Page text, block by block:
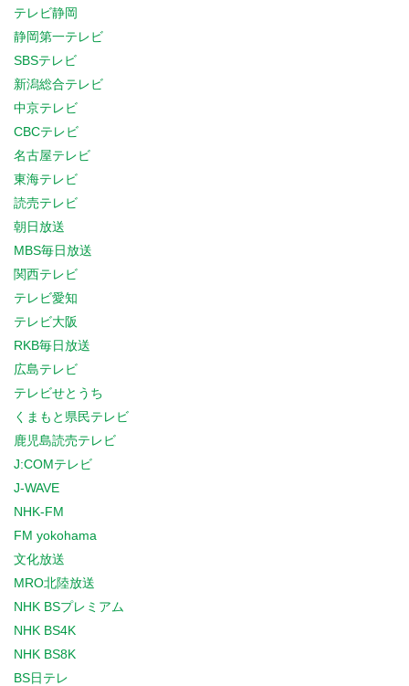
テレビ静岡
静岡第一テレビ
SBSテレビ
新潟総合テレビ
中京テレビ
CBCテレビ
名古屋テレビ
東海テレビ
読売テレビ
朝日放送
MBS毎日放送
関西テレビ
テレビ愛知
テレビ大阪
RKB毎日放送
広島テレビ
テレビせとうち
くまもと県民テレビ
鹿児島読売テレビ
J:COMテレビ
J-WAVE
NHK-FM
FM yokohama
文化放送
MRO北陸放送
NHK BSプレミアム
NHK BS4K
NHK BS8K
BS日テレ